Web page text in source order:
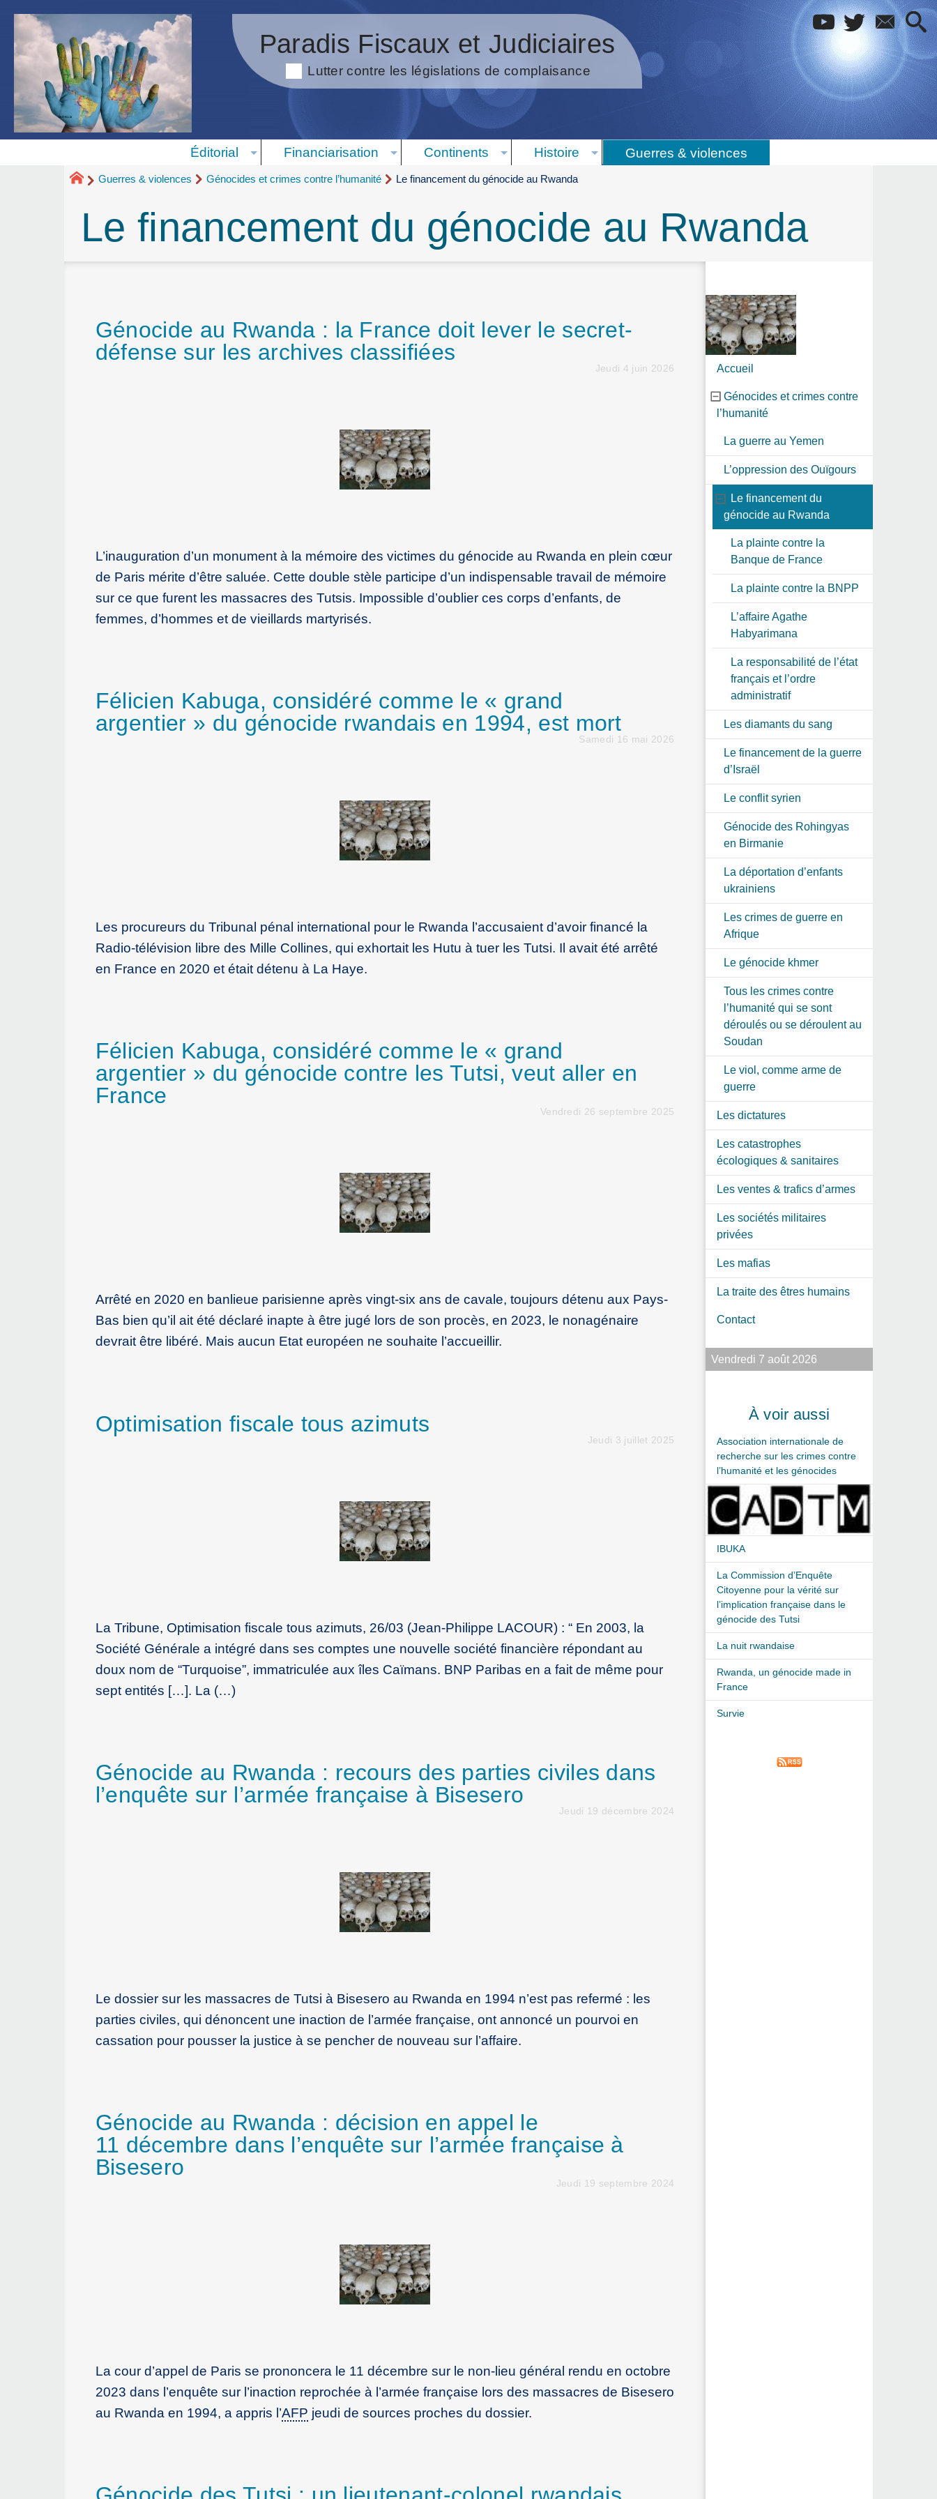
Paradis Fiscaux et Judiciaires
Lutter contre les législations de complaisance
Éditorial Financiarisation Continents Histoire Guerres & violences
Guerres & violences Génocides et crimes contre l’humanité Le financement du génocide au Rwanda
Le financement du génocide au Rwanda
Génocide au Rwanda : la France doit lever le secret-
défense sur les archives classifiées
Jeudi 4 juin 2026
L’inauguration d’un monument à la mémoire des victimes du génocide au Rwanda en plein cœur
de Paris mérite d’être saluée. Cette double stèle participe d’un indispensable travail de mémoire
sur ce que furent les massacres des Tutsis. Impossible d’oublier ces corps d’enfants, de
femmes, d’hommes et de vieillards martyrisés.
Félicien Kabuga, considéré comme le « grand
argentier » du génocide rwandais en 1994, est mort
Samedi 16 mai 2026
Les procureurs du Tribunal pénal international pour le Rwanda l’accusaient d’avoir financé la
Radio-télévision libre des Mille Collines, qui exhortait les Hutu à tuer les Tutsi. Il avait été arrêté
en France en 2020 et était détenu à La Haye.
Félicien Kabuga, considéré comme le « grand
argentier » du génocide contre les Tutsi, veut aller en
France
Vendredi 26 septembre 2025
Arrêté en 2020 en banlieue parisienne après vingt-six ans de cavale, toujours détenu aux Pays-
Bas bien qu’il ait été déclaré inapte à être jugé lors de son procès, en 2023, le nonagénaire
devrait être libéré. Mais aucun Etat européen ne souhaite l’accueillir.
Optimisation fiscale tous azimuts
Jeudi 3 juillet 2025
La Tribune, Optimisation fiscale tous azimuts, 26/03 (Jean-Philippe LACOUR) : “ En 2003, la
Société Générale a intégré dans ses comptes une nouvelle société financière répondant au
doux nom de “Turquoise”, immatriculée aux îles Caïmans. BNP Paribas en a fait de même pour
sept entités […]. La (…)
Génocide au Rwanda : recours des parties civiles dans
l’enquête sur l’armée française à Bisesero
Jeudi 19 décembre 2024
Le dossier sur les massacres de Tutsi à Bisesero au Rwanda en 1994 n’est pas refermé : les
parties civiles, qui dénoncent une inaction de l’armée française, ont annoncé un pourvoi en
cassation pour pousser la justice à se pencher de nouveau sur l’affaire.
Génocide au Rwanda : décision en appel le
11 décembre dans l’enquête sur l’armée française à
Bisesero
Jeudi 19 septembre 2024
La cour d’appel de Paris se prononcera le 11 décembre sur le non-lieu général rendu en octobre
2023 dans l’enquête sur l’inaction reprochée à l’armée française lors des massacres de Bisesero
au Rwanda en 1994, a appris l’AFP jeudi de sources proches du dossier.
Accueil
Génocides et crimes contre
l’humanité
La guerre au Yemen
L’oppression des Ouïgours
Le financement du
génocide au Rwanda
La plainte contre la
Banque de France
La plainte contre la BNPP
L’affaire Agathe
Habyarimana
La responsabilité de l’état
français et l’ordre
administratif
Les diamants du sang
Le financement de la guerre
d’Israël
Le conflit syrien
Génocide des Rohingyas
en Birmanie
La déportation d’enfants
ukrainiens
Les crimes de guerre en
Afrique
Le génocide khmer
Tous les crimes contre
l’humanité qui se sont
déroulés ou se déroulent au
Soudan
Le viol, comme arme de
guerre
Les dictatures
Les catastrophes
écologiques & sanitaires
Les ventes & trafics d’armes
Les sociétés militaires
privées
Les mafias
La traite des êtres humains
Contact
Vendredi 7 août 2026
À voir aussi
Association internationale de
recherche sur les crimes contre
l’humanité et les génocides
IBUKA
La Commission d’Enquête
Citoyenne pour la vérité sur
l’implication française dans le
génocide des Tutsi
La nuit rwandaise
Rwanda, un génocide made in
France
Survie